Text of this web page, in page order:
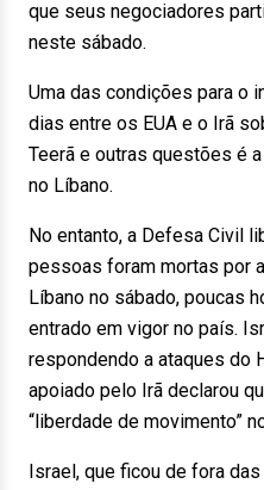
que seus negociadores
neste sábado.
Uma das condições para o
dias entre os EUA e o Irã
Teerã e outras questões é
no Líbano.
No entanto, a Defesa Civil
pessoas foram mortas por
Líbano no sábado, poucas
entrado em vigor no país.
respondendo a ataques do
apoiado pelo Irã declarou
“liberdade de movimento”
Israel, que ficou de fora